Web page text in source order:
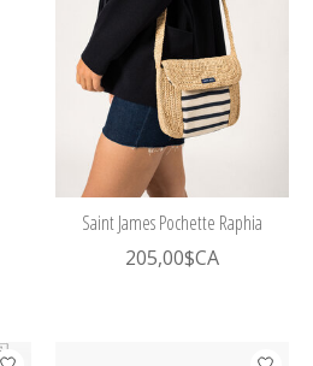
Saint James Pochette Raphia
205,00$CA